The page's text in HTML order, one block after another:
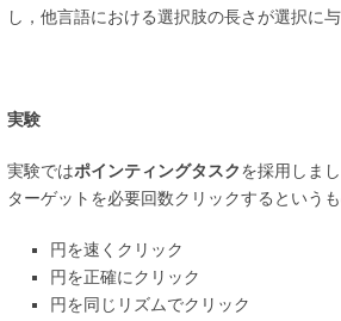
し，他言語における選択肢の長さが選択に
実験
実験ではポインティングタスクを採用しま
ターゲットを必要回数クリックするという
円を速くクリック
円を正確にクリック
円を同じリズムでクリック